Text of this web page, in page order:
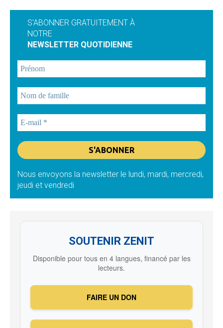
S'ABONNER GRATUITEMENT À
NOTRE
NEWSLETTER QUOTIDIENNE
Nous envoyons la newsletter le lundi, mardi, mercredi,
jeudi et vendredi
SOUTENIR ZENIT
Disponible pour tous en 4 langues, financé par les
lecteurs.
FAIRE UN DON